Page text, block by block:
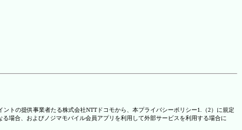
トの提供事業者たる株式会社NTTドコモから、本プライバシーポリシー1.（2）に規定
場合、およびノジマモバイル会員アプリを利用して外部サービスを利用する場合に